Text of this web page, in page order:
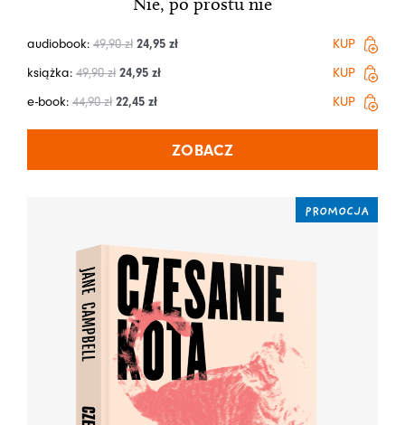
audiobook: 49,90zł 24,95 zł
KUP
książka: 49,90zł 24,95 zł
KUP
e-book: 44,90zł 22,45 zł KUP
ZOBACZ
PROMOCJA